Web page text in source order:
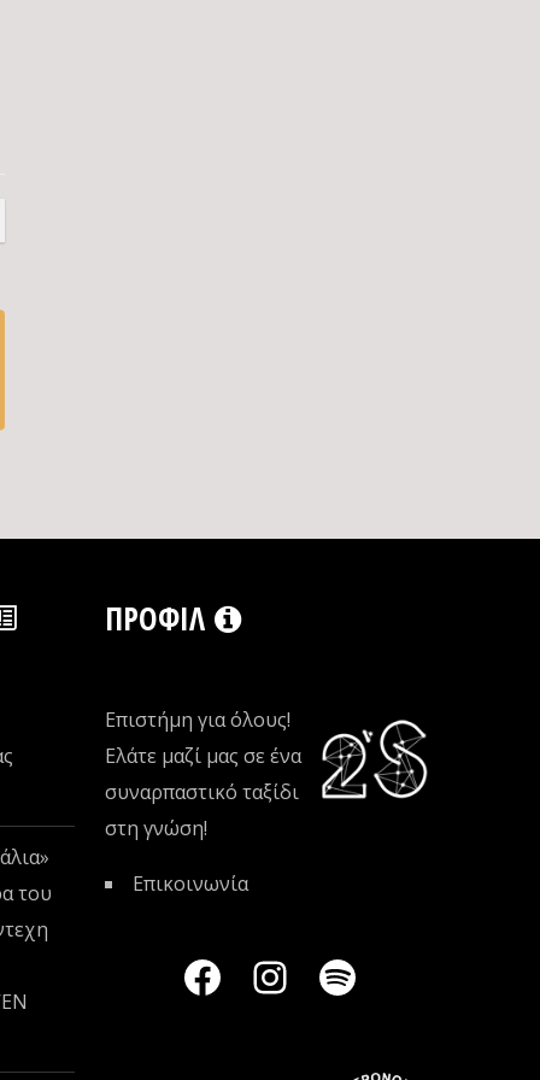
του
ΠΡΟΦΊΛ
Επιστήμη για όλους!
Ελάτε μαζί μας σε ένα
συναρπαστικό ταξίδι
στη γνώση!
Επικοινωνία